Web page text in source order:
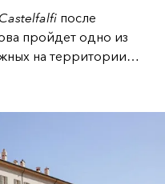
после
пройдет одно из
на территории